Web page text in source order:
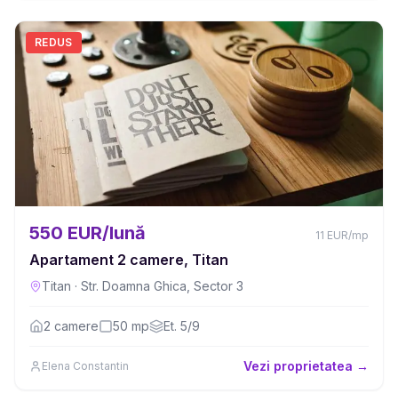
REDUS
550 EUR/lună 11 EUR/mp
Apartament 2 camere, Titan
Titan · Str. Doamna Ghica, Sector 3
2 camere 50 mp Et. 5/9
Elena Constantin Vezi proprietatea →